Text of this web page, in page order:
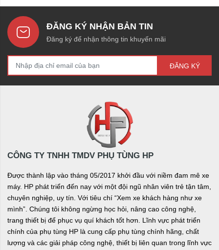
ĐĂNG KÝ NHẬN BẢN TIN
Đăng ký để nhận thông tin khuyến mãi
ĐĂNG KÝ
CÔNG TY TNHH TMDV PHỤ TÙNG HP
Được thành lập vào tháng 05/2017 khởi đầu với niềm đam mê xe
máy. HP phát triển đến nay với một đội ngũ nhân viên trẻ tận tâm,
chuyên nghiệp, uy tín. Với tiêu chí “Xem xe khách hàng như xe
mình”. Chúng tôi không ngừng học hỏi, nâng cao công nghệ,
trang thiết bị để phục vụ quí khách tốt hơn. Lĩnh vực phát triển
chính của phụ tùng HP là cung cấp phụ tùng chính hãng, chất
lượng và các giải pháp công nghệ, thiết bị liên quan trong lĩnh vực